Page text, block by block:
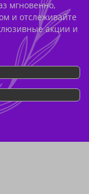
мгновенно,
и отслеживайте
акции и